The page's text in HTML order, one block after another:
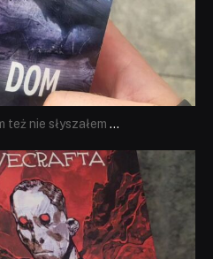
też nie słyszałem ...
Wrz 19